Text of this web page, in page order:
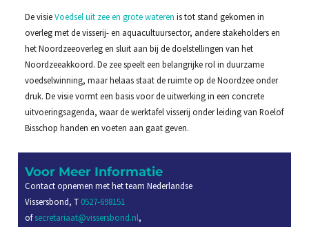
De visieVoedsel uit zee en grote wateren is tot stand gekomen in
overleg met de visserij- en aquacultuursector, andere stakeholders en
het Noordzeeoverleg en sluit aan bij de doelstellingen van het
Noordzeeakkoord. De zee speelt een belangrijke rol in duurzame
voedselwinning, maar helaas staat de ruimte op de Noordzee onder
druk. De visie vormt een basis voor de uitwerking in een concrete
uitvoeringsagenda, waar de werktafel visserij onder leiding van Roelof
Bisschop handen en voeten aan gaat geven.
Voor Meer Informatie
Contact opnemen met het team Nederlandse
Vissersbond, T 0527-698151
ofsecretariaat@vissersbond.nl,